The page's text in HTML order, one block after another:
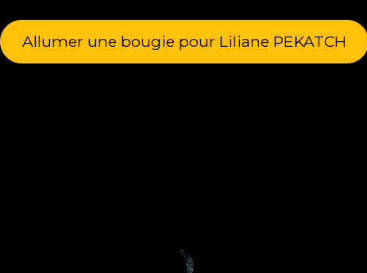
Allumer une bougie pour Liliane PEKATCH